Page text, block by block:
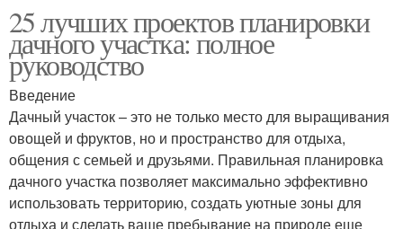
25 лучших проектов планировки
дачного участка: полное
руководство
Введение
Дачный участок – это не только место для выращивания
овощей и фруктов, но и пространство для отдыха,
общения с семьей и друзьями. Правильная планировка
дачного участка позволяет максимально эффективно
использовать территорию, создать уютные зоны для
отдыха и сделать ваше пребывание на природе еще